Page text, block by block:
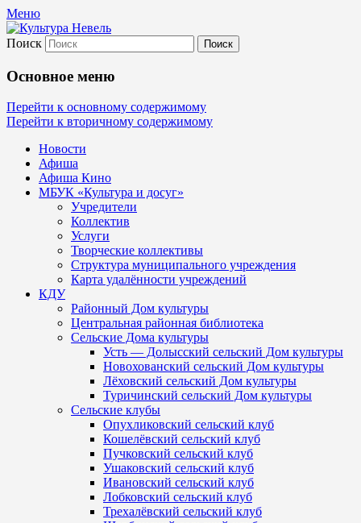
Меню
Культура Невель
МБУК Невельского района "Культура
и досуг"
Поиск
Основное меню
Перейти к основному содержимому
Перейти к вторичному содержимому
Новости
Афиша
Афиша Кино
МБУК «Культура и досуг»
Учредители
Коллектив
Услуги
Творческие коллективы
Структура муниципального учреждения
Карта удалённости учреждений
КДУ
Районный Дом культуры
Центральная районная библиотека
Сельские Дома культуры
Усть — Долысский сельский Дом культуры
Новохованский сельский Дом культуры
Лёховский сельский Дом культуры
Туричинский сельский Дом культуры
Сельские клубы
Опухликовский сельский клуб
Кошелёвский сельский клуб
Пучковский сельский клуб
Ушаковский сельский клуб
Ивановский сельский клуб
Лобковский сельский клуб
Трехалёвский сельский клуб